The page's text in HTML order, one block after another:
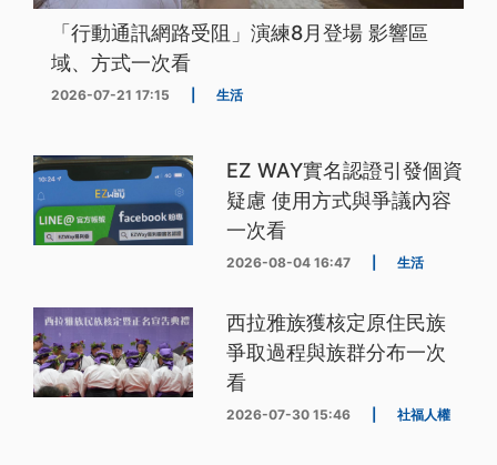
「行動通訊網路受阻」演練8月登場 影響區
域、方式一次看
2026-07-21 17:15 生活
EZ WAY實名認證引發個資
疑慮 使用方式與爭議內容
一次看
2026-08-04 16:47 生活
西拉雅族獲核定原住民族
爭取過程與族群分布一次
看
2026-07-30 15:46 社福人權